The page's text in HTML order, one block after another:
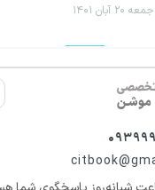
جمعه 20 آبان 1401